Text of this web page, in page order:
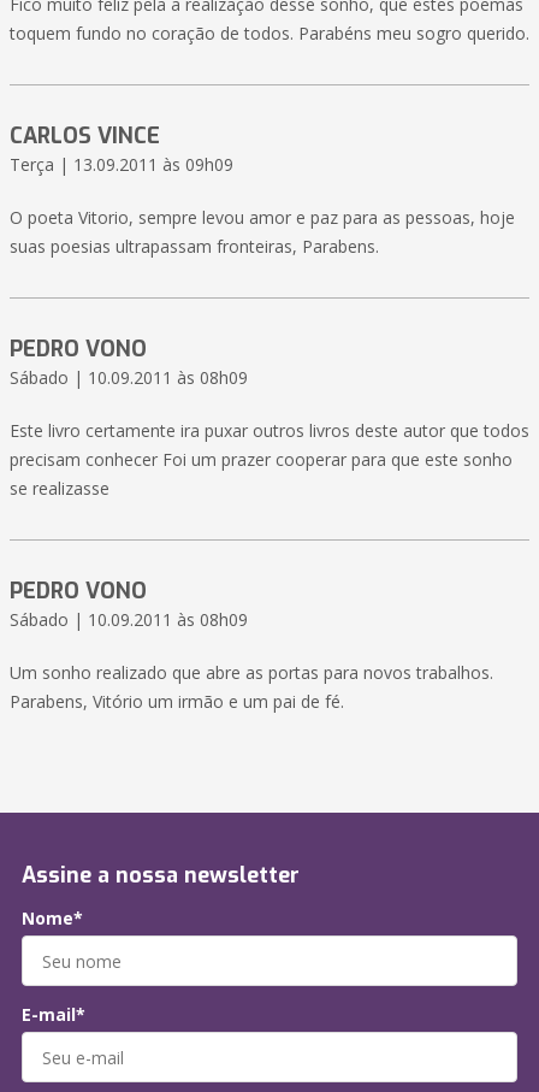
Fico muito feliz pela a realização desse sonho, que estes poemas
toquem fundo no coração de todos. Parabéns meu sogro querido.
CARLOS VINCE
Terça | 13.09.2011 às 09h09
O poeta Vitorio, sempre levou amor e paz para as pessoas, hoje
suas poesias ultrapassam fronteiras, Parabens.
PEDRO VONO
Sábado | 10.09.2011 às 08h09
Este livro certamente ira puxar outros livros deste autor que todos
precisam conhecer Foi um prazer cooperar para que este sonho
se realizasse
PEDRO VONO
Sábado | 10.09.2011 às 08h09
Um sonho realizado que abre as portas para novos trabalhos.
Parabens, Vitório um irmão e um pai de fé.
Assine a nossa newsletter
Nome*
E-mail*